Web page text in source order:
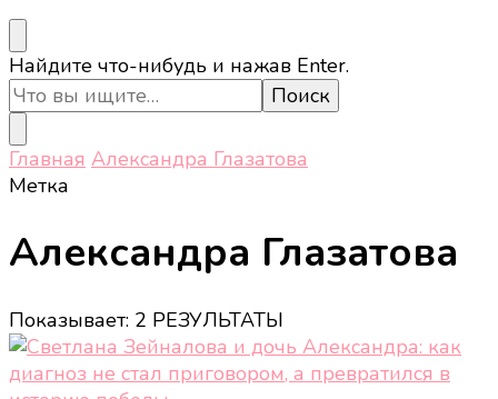
Ищите
что-
то?
Найдите что-нибудь и нажав Enter.
Главная Александра Глазатова
Метка
Александра Глазатова
Показывает: 2 РЕЗУЛЬТАТЫ